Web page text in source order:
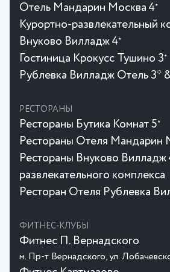
Отель Мандарин Москва 4★
Курортно-развлекательный
Внуково Вилладж 4★
Гостиница Крокусc Тушино 3★
Рублевка Вилладж Отель 3*
РЕСТОРАНЫ
Рестораны Бутика Комнат 5★
Рестораны Отеля Мандарин
Рестораны Внуково Вилладж
развлекательного комплекса
Ресторан Отеля Рублевка
ФИТНЕС-КЛУБЫ
Фитнес П. Вернадского
м. Пр-т Вернадского, ул.